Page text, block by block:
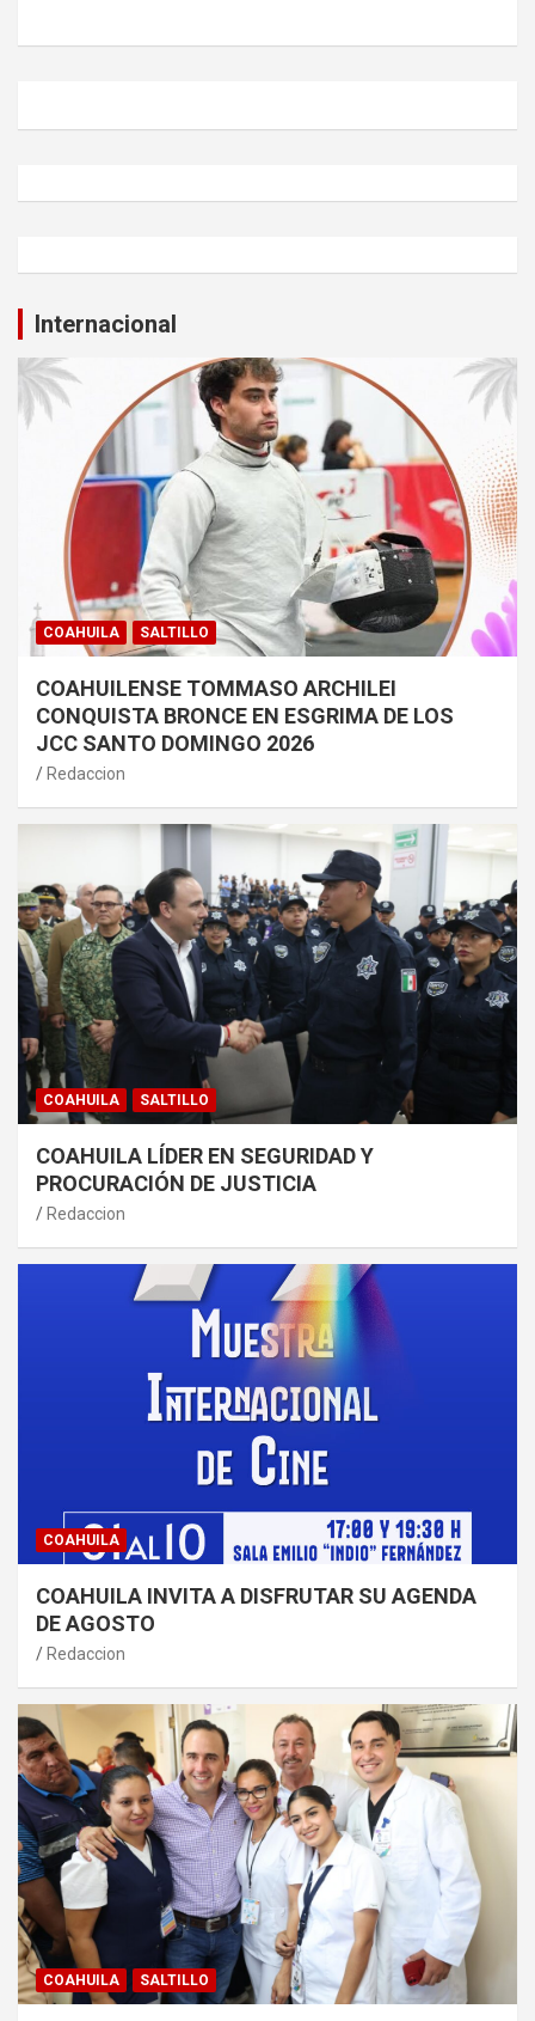
Internacional
COAHUILA SALTILLO
COAHUILENSE TOMMASO ARCHILEI
CONQUISTA BRONCE EN ESGRIMA DE LOS
JCC SANTO DOMINGO 2026
Redaccion
COAHUILA SALTILLO
COAHUILA LÍDER EN SEGURIDAD Y
PROCURACIÓN DE JUSTICIA
Redaccion
COAHUILA
COAHUILA INVITA A DISFRUTAR SU AGENDA
DE AGOSTO
Redaccion
COAHUILA SALTILLO